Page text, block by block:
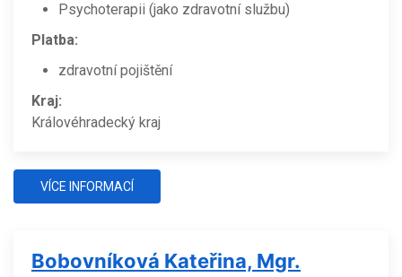
Psychoterapii (jako zdravotní službu)
Platba:
zdravotní pojištění
Kraj:
Královéhradecký kraj
VÍCE INFORMACÍ
Bobovníková Kateřina, Mgr.